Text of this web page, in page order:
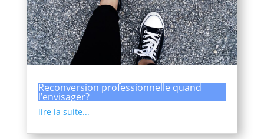
Reconversion professionnelle quand
l’envisager?
lire la suite...